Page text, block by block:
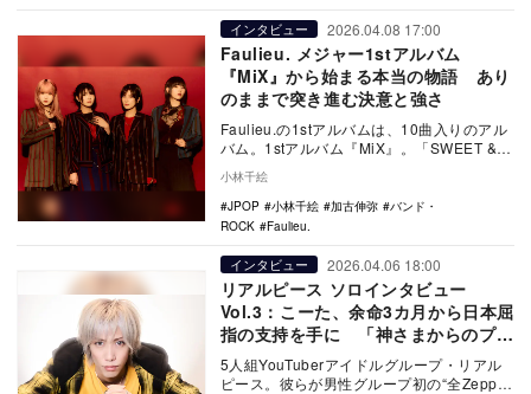
インタビュー 2026.04.08 17:00
Faulieu. メジャー1stアルバム
『MiX』から始まる本当の物語 あり
のままで突き進む決意と強さ
Faulieu.の1stアルバムは、10曲入りのアル
バム。1stアルバム『MiX』。「SWEET &
BITTER」というテーマ…
小林千絵
JPOP
小林千絵 加古伸弥
バンド・
ROCK
Faulieu.
インタビュー 2026.04.06 18:00
リアルピース ソロインタビュー
Vol.3：こーた、余命3カ月から日本屈
指の支持を手に 「神さまからのプレ
ゼントをちゃんと掴めた」
5人組YouTuberアイドルグループ・リアル
ピース。彼らが男性グループ初の“全Zepp制